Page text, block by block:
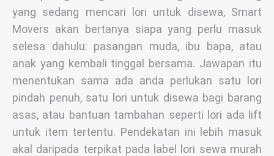
yang sedang mencari lori untuk disewa, Smart
Movers akan bertanya siapa yang perlu masuk
selesa dahulu: pasangan muda, ibu bapa, atau
anak yang kembali tinggal bersama. Jawapan itu
menentukan sama ada anda perlukan satu lori
pindah penuh, satu lori untuk disewa bagi barang
asas, atau bantuan tambahan seperti lori ada lift
untuk item tertentu. Pendekatan ini lebih masuk
akal daripada terpikat pada label lori sewa murah